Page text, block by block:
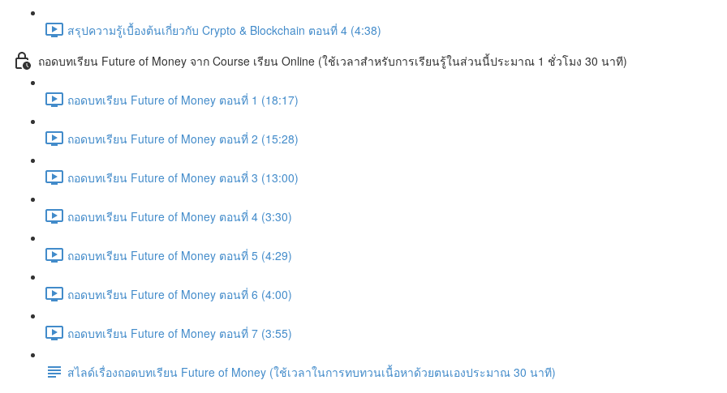
สรุปความรู้เบื้องต้นเกี่ยวกับ Crypto & Blockchain ตอนที่ 4 (4:38)
ถอดบทเรียน Future of Money จาก Course เรียน Online (ใช้เวลาสำหรับการเรียนรู้ในส่วนนี้ประมาณ 1 ชั่วโมง 30 นาที)
ถอดบทเรียน Future of Money ตอนที่ 1 (18:17)
ถอดบทเรียน Future of Money ตอนที่ 2 (15:28)
ถอดบทเรียน Future of Money ตอนที่ 3 (13:00)
ถอดบทเรียน Future of Money ตอนที่ 4 (3:30)
ถอดบทเรียน Future of Money ตอนที่ 5 (4:29)
ถอดบทเรียน Future of Money ตอนที่ 6 (4:00)
ถอดบทเรียน Future of Money ตอนที่ 7 (3:55)
สไลด์เรื่องถอดบทเรียน Future of Money (ใช้เวลาในการทบทวนเนื้อหาด้วยตนเองประมาณ 30 นาที)